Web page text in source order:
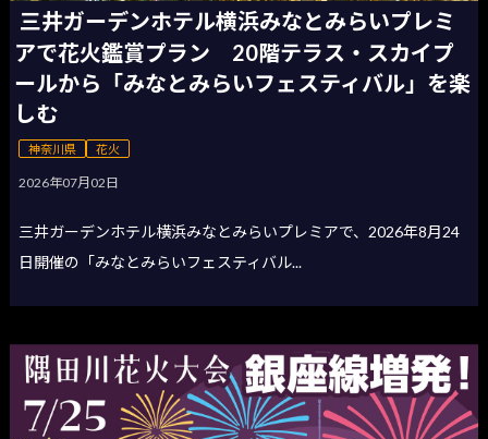
三井ガーデンホテル横浜みなとみらいプレミ
アで花火鑑賞プラン 20階テラス・スカイプ
ールから「みなとみらいフェスティバル」を楽
しむ
神奈川県 花火
2026年07月02日
三井ガーデンホテル横浜みなとみらいプレミアで、2026年8月24
日開催の「みなとみらいフェスティバル...